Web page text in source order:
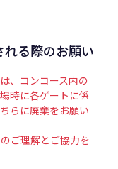
る際のお願い
、コンコース内の
時に各ゲートに係
らに廃棄をお願い
ご理解とご協力を